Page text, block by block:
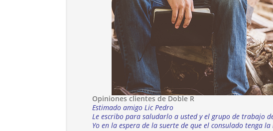
Opiniones clientes de Doble R
Estimado amigo Lic Pedro
Le escribo para saludarlo a usted y el grupo de trabajo
Yo en la espera de la suerte de que el consulado tenga